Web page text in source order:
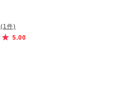
(1件)
5.00